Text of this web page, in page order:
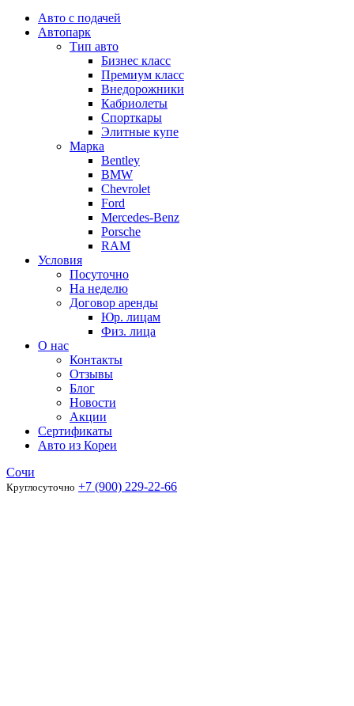
Авто с подачей
Автопарк
Тип авто
Бизнес класс
Премиум класс
Внедорожники
Кабриолеты
Спорткары
Элитные купе
Марка
Bentley
BMW
Chevrolet
Ford
Mercedes-Benz
Porsche
RAM
Условия
Посуточно
На неделю
Договор аренды
Юр. лицам
Физ. лица
О нас
Контакты
Отзывы
Блог
Новости
Акции
Сертификаты
Авто из Кореи
Сочи
Круглосуточно +7 (900) 229-22-66